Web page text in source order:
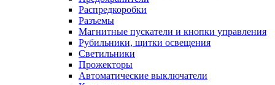
Распредкоробки
Разъемы
Магнитные пускатели и кнопки управления
Рубильники, щитки освещения
Светильники
Прожекторы
Автоматические выключатели